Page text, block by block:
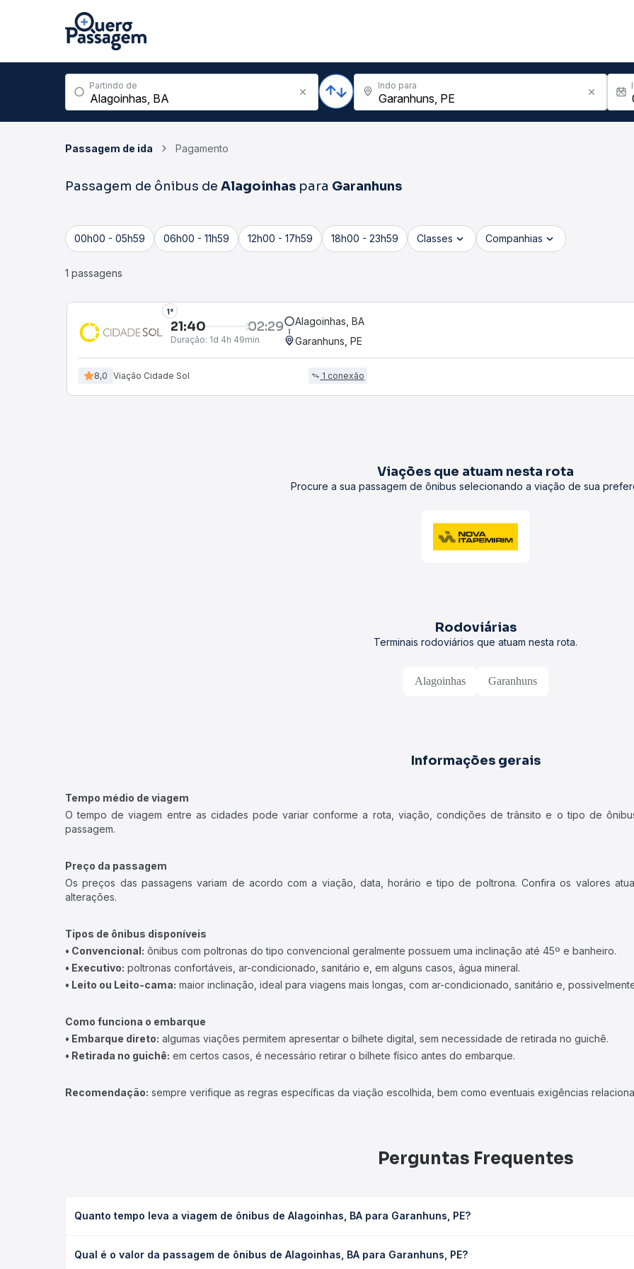
Partindo de Indo para
Passagem de ida Pagamento
Passagem de ônibus de Alagoinhas para Garanhuns
00h00 - 05h59 06h00 - 11h59 12h00 - 17h59 18h00 - 23h59 Classes Companhias
1 passagens
1°
21:40 02:29
Duração: 1d 4h 49min
Alagoinhas, BA
Garanhuns, PE
8,0 Viação Cidade Sol 1 conexão
Viações que atuam nesta rota
Procure a sua passagem de ônibus selecionando a viação de sua
Rodoviárias
Terminais rodoviários que atuam nesta rota.
Alagoinhas Garanhuns
Informações gerais
Tempo médio de viagem
O tempo de viagem entre as cidades pode variar conforme a rota, viação, condições de trânsito e o tipo de
passagem.
Preço da passagem
Os preços das passagens variam de acordo com a viação, data, horário e tipo de poltrona. Confira os valores
alterações.
Tipos de ônibus disponíveis
• Convencional: ônibus com poltronas do tipo convencional geralmente possuem uma inclinação até 45º e banheiro.
• Executivo: poltronas confortáveis, ar-condicionado, sanitário e, em alguns casos, água mineral.
• Leito ou Leito-cama: maior inclinação, ideal para viagens mais longas, com ar-condicionado, sanitário e,
Como funciona o embarque
• Embarque direto: algumas viações permitem apresentar o bilhete digital, sem necessidade de retirada no guichê.
• Retirada no guichê: em certos casos, é necessário retirar o bilhete físico antes do embarque.
Recomendação: sempre verifique as regras específicas da viação escolhida, bem como eventuais exigências
Perguntas Frequentes
Quanto tempo leva a viagem de ônibus de Alagoinhas, BA para Garanhuns, PE?
leito) e as condições de tráfego. Na Quero Passagem você consulta os horários disponíveis e vê a duração exata de
Qual é o valor da passagem de ônibus de Alagoinhas, BA para Garanhuns, PE?